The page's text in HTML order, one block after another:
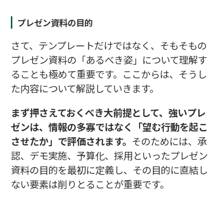
プレゼン資料の目的
さて、テンプレートだけではなく、そもそもの
プレゼン資料の「あるべき姿」について理解す
ることも極めて重要です。ここからは、そうし
た内容について解説していきます。
まず押さえておくべき大前提として、強いプレ
ゼンは、情報の多寡ではなく「望む行動を起こ
させたか」で評価されます。 そのためには、承
認、デモ実施、予算化、採用といったプレゼン
資料の目的を最初に定義し、その目的に直結し
ない要素は削りとることが重要です。